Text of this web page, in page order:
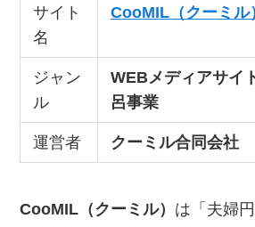
サイト
名
CooMIL（クーミル
ジャン
ル
WEBメディアサイ
呂事業
運営者 クーミル合同会社
CooMIL（クーミル） は「夫婦